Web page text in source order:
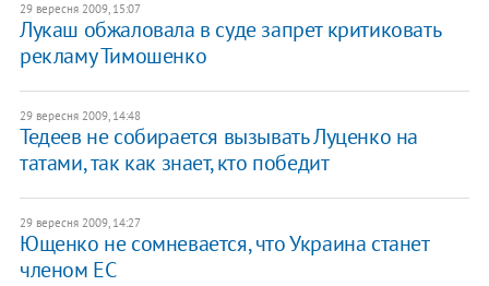
29 вересня 2009, 15:07
Лукаш обжаловала в суде запрет критиковать
рекламу Тимошенко
29 вересня 2009, 14:48
Тедеев не собирается вызывать Луценко на
татами, так как знает, кто победит
29 вересня 2009, 14:27
Ющенко не сомневается, что Украина станет
членом ЕС